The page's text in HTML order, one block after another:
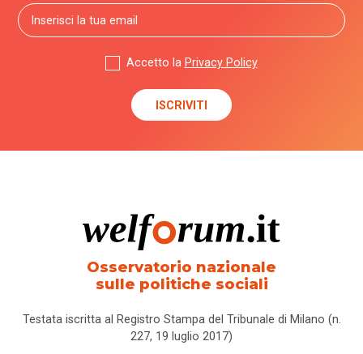
Accetto la Privacy Policy
Osservatorio nazionale
sulle politiche sociali
Testata iscritta al Registro Stampa del Tribunale di Milano (n.
227, 19 luglio 2017)